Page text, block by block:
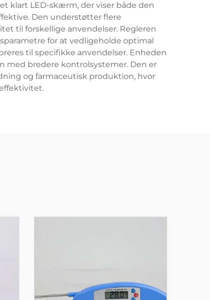
klart LED-skærm, der viser både den
Den understøtter flere
til forskellige anvendelser. Regleren
for at vedligeholde optimal
til specifikke anvendelser. Enheden
med bredere kontrolsystemer. Den er
og farmaceutisk produktion, hvor